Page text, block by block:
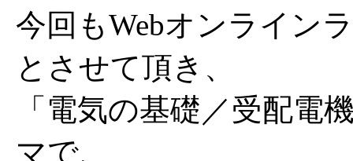
今回もWebオンライン
とさせて頂き、
「電気の基礎／受配電
マで、